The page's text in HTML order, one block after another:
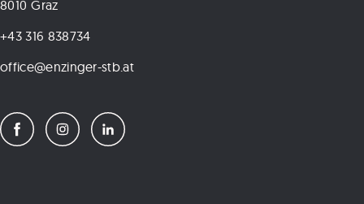
8010 Graz
+43 316 838734
office@enzinger-stb.at